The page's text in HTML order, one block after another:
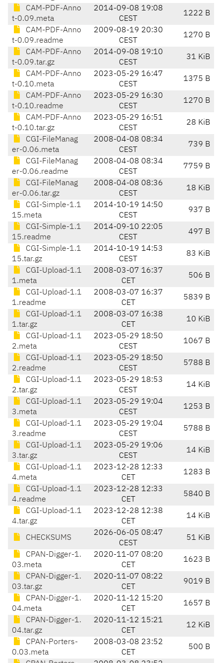
CAM-PDF-Anno
t-0.09.meta
2014-09-08 19:08
CEST
1222 B
CAM-PDF-Anno
t-0.09.readme
2009-08-19 20:30
CEST
1270 B
CAM-PDF-Anno
t-0.09.tar.gz
2014-09-08 19:10
CEST
31 KiB
CAM-PDF-Anno
t-0.10.meta
2023-05-29 16:47
CEST
1375 B
CAM-PDF-Anno
t-0.10.readme
2023-05-29 16:30
CEST
1270 B
CAM-PDF-Anno
t-0.10.tar.gz
2023-05-29 16:51
CEST
28 KiB
CGI-FileManag
er-0.06.meta
2008-04-08 08:34
CEST
739 B
CGI-FileManag
er-0.06.readme
2008-04-08 08:34
CEST
7759 B
CGI-FileManag
er-0.06.tar.gz
2008-04-08 08:36
CEST
18 KiB
CGI-Simple-1.1
15.meta
2014-10-19 14:50
CEST
937 B
CGI-Simple-1.1
15.readme
2014-09-10 22:05
CEST
497 B
CGI-Simple-1.1
15.tar.gz
2014-10-19 14:53
CEST
83 KiB
CGI-Upload-1.1
1.meta
2008-03-07 16:37
CET
506 B
CGI-Upload-1.1
1.readme
2008-03-07 16:37
CET
5839 B
CGI-Upload-1.1
1.tar.gz
2008-03-07 16:38
CET
10 KiB
CGI-Upload-1.1
2.meta
2023-05-29 18:50
CEST
1067 B
CGI-Upload-1.1
2.readme
2023-05-29 18:50
CEST
5788 B
CGI-Upload-1.1
2.tar.gz
2023-05-29 18:53
CEST
14 KiB
CGI-Upload-1.1
3.meta
2023-05-29 19:04
CEST
1253 B
CGI-Upload-1.1
3.readme
2023-05-29 19:04
CEST
5788 B
CGI-Upload-1.1
3.tar.gz
2023-05-29 19:06
CEST
14 KiB
CGI-Upload-1.1
4.meta
2023-12-28 12:33
CET
1283 B
CGI-Upload-1.1
4.readme
2023-12-28 12:33
CET
5840 B
CGI-Upload-1.1
4.tar.gz
2023-12-28 12:38
CET
14 KiB
CHECKSUMS
2026-06-05 08:47
CEST
51 KiB
CPAN-Digger-1.
03.meta
2020-11-07 08:20
CET
1623 B
CPAN-Digger-1.
03.tar.gz
2020-11-07 08:22
CET
9019 B
CPAN-Digger-1.
04.meta
2020-11-12 15:20
CET
1657 B
CPAN-Digger-1.
04.tar.gz
2020-11-12 15:21
CET
12 KiB
CPAN-Porters-
0.03.meta
2008-03-08 23:52
CET
500 B